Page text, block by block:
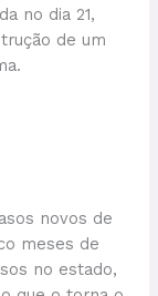
no dia 21,
de um
novos de
meses de
no estado,